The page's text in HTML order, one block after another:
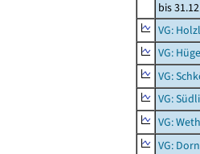
bis
VG:
VG:
VG:
VG:
VG:
VG: